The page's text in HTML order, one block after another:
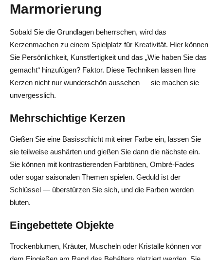
Marmorierung
Sobald Sie die Grundlagen beherrschen, wird das
Kerzenmachen zu einem Spielplatz für Kreativität. Hier können
Sie Persönlichkeit, Kunstfertigkeit und das „Wie haben Sie das
gemacht“ hinzufügen? Faktor. Diese Techniken lassen Ihre
Kerzen nicht nur wunderschön aussehen — sie machen sie
unvergesslich.
Mehrschichtige Kerzen
Gießen Sie eine Basisschicht mit einer Farbe ein, lassen Sie
sie teilweise aushärten und gießen Sie dann die nächste ein.
Sie können mit kontrastierenden Farbtönen, Ombré-Fades
oder sogar saisonalen Themen spielen. Geduld ist der
Schlüssel — überstürzen Sie sich, und die Farben werden
bluten.
Eingebettete Objekte
Trockenblumen, Kräuter, Muscheln oder Kristalle können vor